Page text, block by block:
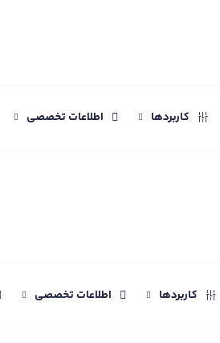
کاربردها اطلاعات تخصصی
کاربردها اطلاعات تخصصی